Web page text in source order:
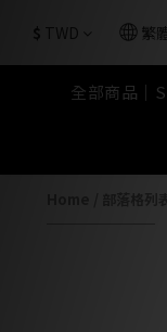
$ TWD 繁
全部商品｜